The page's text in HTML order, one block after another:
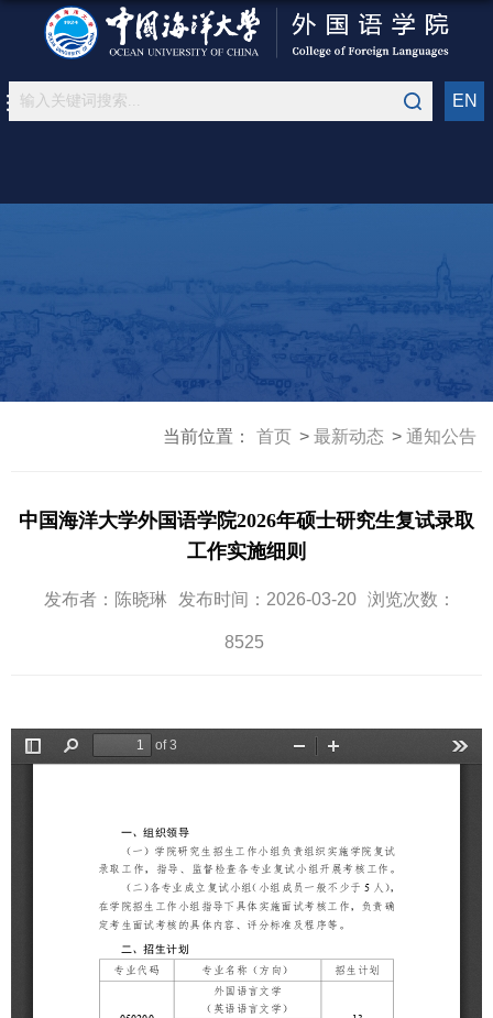
EN
当前位置： 首页 最新动态 通知公告
中国海洋大学外国语学院2026年硕士研究生复试录取
工作实施细则
发布者：陈晓琳 发布时间：2026-03-20 浏览次数：
8525